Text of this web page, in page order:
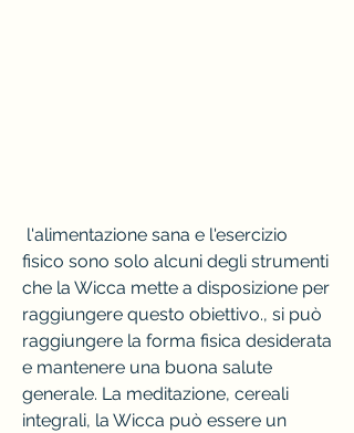
fisico sono solo alcuni degli strumenti
che la Wicca mette a disposizione per
raggiungere questo obiettivo., si può
raggiungere la forma fisica desiderata
e mantenere una buona salute
generale. La meditazione, cereali
integrali, la Wicca può essere un